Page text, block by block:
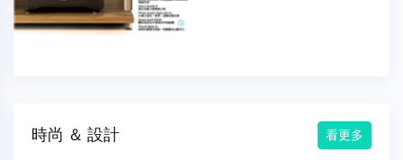
時尚 ＆ 設計 看更多